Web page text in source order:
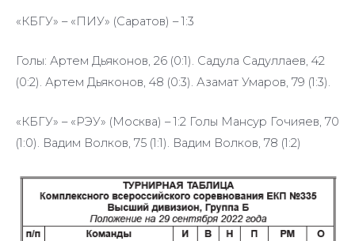
«КБГУ» – «ПИУ» (Саратов) – 1:3
Голы: Артем Дьяконов, 26 (0:1). Садула Садуллаев, 42
(0:2). Артем Дьяконов, 48 (0:3). Азамат Умаров, 79 (1:3).
«КБГУ» – «РЭУ» (Москва) – 1:2 Голы Мансур Гочияев, 70
(1:0). Вадим Волков, 75 (1:1). Вадим Волков, 78 (1:2)